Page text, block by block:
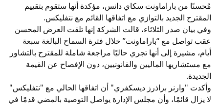
مُحسنًا من باراماونت سكاي دانس، مؤكدة أنها ستقوم بتقييم
المقترح الجديد بالتوازي مع اتفاقها القائم مع نتفليكس.
وفي بيان صدر الثلاثاء، قالت الشركة إنها تلقت العرض المحسن
عقب تواصل مع “باراماونت” خلال فترة السماح البالغة سبعة
أيام، مشيرة إلى أنها تجري حاليًا مراجعة شاملة للمقترح بالتشاور
مع مستشاريها الماليين والقانونيين، دون الإفصاح عن القيمة
الجديدة.
وأكدت "وارنر براذرز ديسكفري" أن اتفاقها الحالي مع "نتفليكس"
لا يزال قائمًا، وأن مجلس الإدارة يواصل التوصية بالمضي قدمًا في